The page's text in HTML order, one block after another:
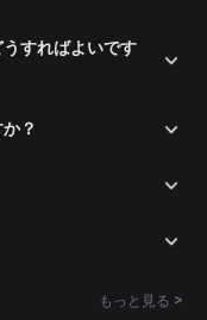
すればよいです
？
もっと見る >